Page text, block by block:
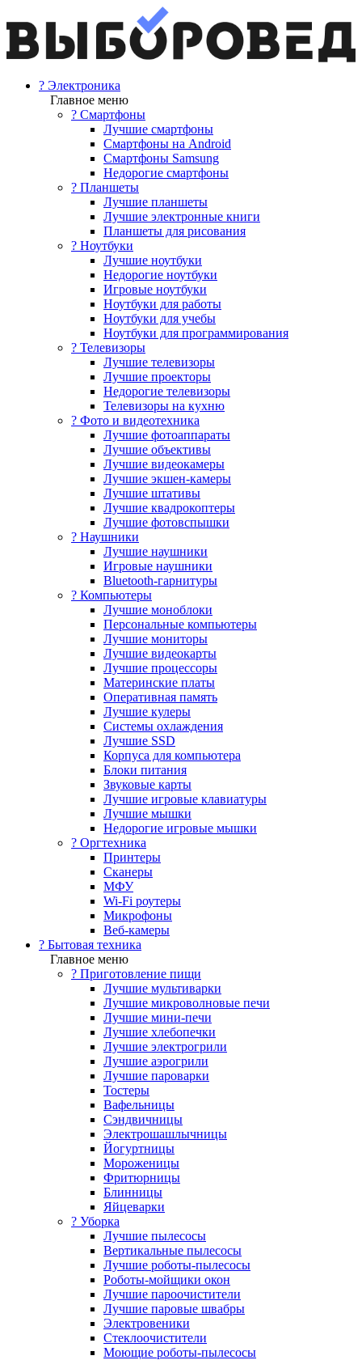
? Электроника
Главное меню
? Смартфоны
Лучшие смартфоны
Смартфоны на Android
Смартфоны Samsung
Недорогие смартфоны
? Планшеты
Лучшие планшеты
Лучшие электронные книги
Планшеты для рисования
? Ноутбуки
Лучшие ноутбуки
Недорогие ноутбуки
Игровые ноутбуки
Ноутбуки для работы
Ноутбуки для учебы
Ноутбуки для программирования
? Телевизоры
Лучшие телевизоры
Лучшие проекторы
Недорогие телевизоры
Телевизоры на кухню
? Фото и видеотехника
Лучшие фотоаппараты
Лучшие объективы
Лучшие видеокамеры
Лучшие экшен-камеры
Лучшие штативы
Лучшие квадрокоптеры
Лучшие фотовспышки
? Наушники
Лучшие наушники
Игровые наушники
Bluetooth-гарнитуры
?️ Компьютеры
Лучшие моноблоки
Персональные компьютеры
Лучшие мониторы
Лучшие видеокарты
Лучшие процессоры
Материнские платы
Оперативная память
Лучшие кулеры
Системы охлаждения
Лучшие SSD
Корпуса для компьютера
Блоки питания
Звуковые карты
Лучшие игровые клавиатуры
Лучшие мышки
Недорогие игровые мышки
?️ Оргтехника
Принтеры
Сканеры
МФУ
Wi-Fi роутеры
Микрофоны
Веб-камеры
? Бытовая техника
Главное меню
? Приготовление пищи
Лучшие мультиварки
Лучшие микроволновые печи
Лучшие мини-печи
Лучшие хлебопечки
Лучшие электрогрили
Лучшие аэрогрили
Лучшие пароварки
Тостеры
Вафельницы
Сэндвичницы
Электрошашлычницы
Йогуртницы
Мороженицы
Фритюрницы
Блинницы
Яйцеварки
? Уборка
Лучшие пылесосы
Вертикальные пылесосы
Лучшие роботы-пылесосы
Роботы-мойщики окон
Лучшие пароочистители
Лучшие паровые швабры
Электровеники
Стеклоочистители
Моющие роботы-пылесосы